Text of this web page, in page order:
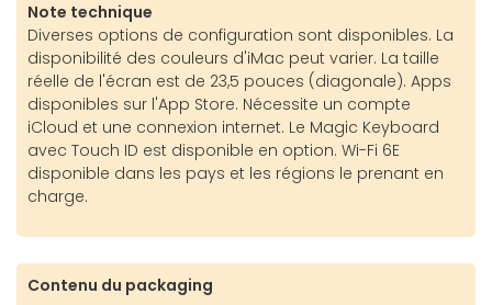
Note technique
Diverses options de configuration sont disponibles. La
disponibilité des couleurs d'iMac peut varier. La taille
réelle de l'écran est de 23,5 pouces (diagonale). Apps
disponibles sur l'App Store. Nécessite un compte
iCloud et une connexion internet. Le Magic Keyboard
avec Touch ID est disponible en option. Wi-Fi 6E
disponible dans les pays et les régions le prenant en
charge.
Contenu du packaging